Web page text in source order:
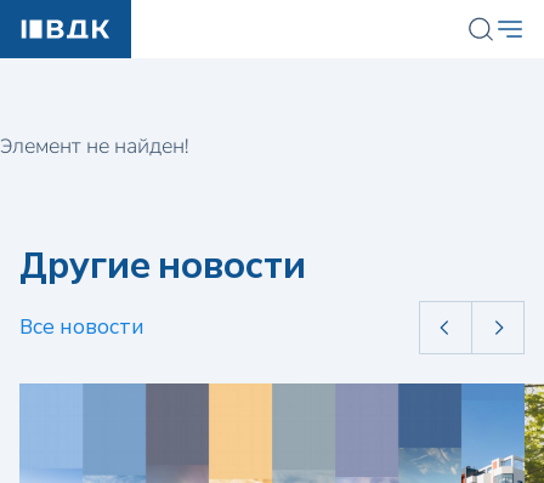
Элемент не найден!
Другие новости
Все новости